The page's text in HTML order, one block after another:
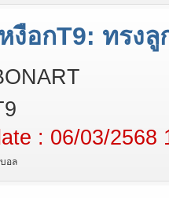
งือกT9: ทรง
: 06/03/2568
อล